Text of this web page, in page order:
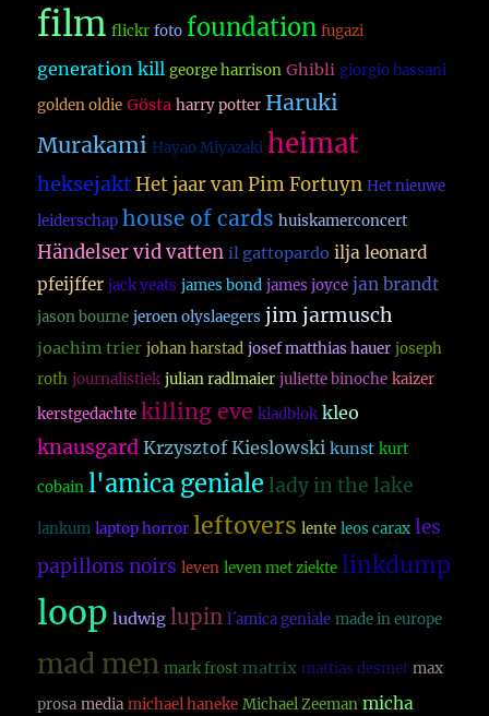
film flickr foto foundation fugazi
generation kill george harrison Ghibli giorgio bassani
golden oldie Gösta harry potter Haruki
Murakami Hayao Miyazaki heimat
heksejakt Het jaar van Pim Fortuyn Het nieuwe
leiderschap house of cards huiskamerconcert
Händelser vid vatten il gattopardo ilja leonard
pfeijffer jack yeats james bond james joyce jan brandt
jason bourne jeroen olyslaegers jim jarmusch
joachim trier johan harstad josef matthias hauer joseph
roth journalistiek julian radlmaier juliette binoche kaizer
kerstgedachte killing eve kladblok kleo
knausgard Krzysztof Kieslowski kunst kurt
cobain l'amica geniale lady in the lake
lankum laptop horror leftovers lente leos carax les
papillons noirs leven leven met ziekte linkdump
loop ludwig lupin l´amica geniale made in europe
mad men mark frost matrix mattias desmet max
prosa media michael haneke Michael Zeeman micha